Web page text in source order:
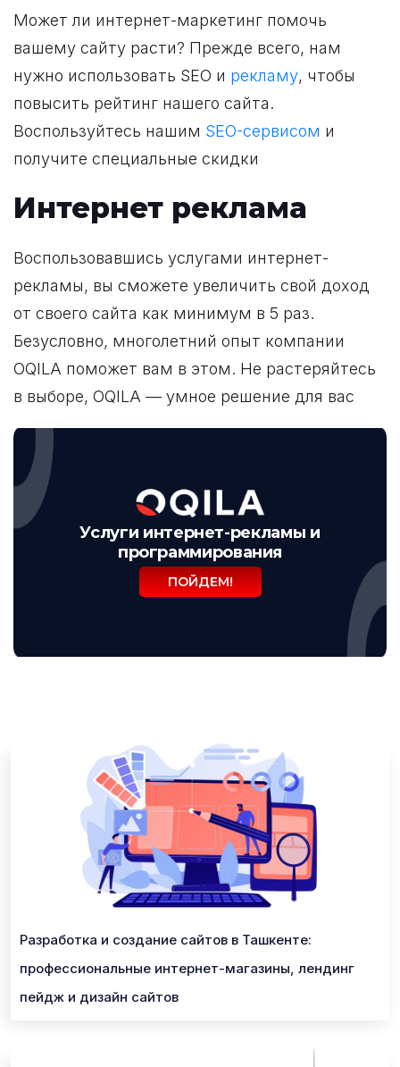
Может ли интернет-маркетинг помочь
вашему сайту расти? Прежде всего, нам
нужно использовать SEO и рекламу, чтобы
повысить рейтинг нашего сайта.
Воспользуйтесь нашим SEO-сервисом и
получите специальные скидки
Интернет реклама
Воспользовавшись услугами интернет-
рекламы, вы сможете увеличить свой доход
от своего сайта как минимум в 5 раз.
Безусловно, многолетний опыт компании
OQILA поможет вам в этом. Не растеряйтесь
в выборе, OQILA — умное решение для вас
Услуги интернет-рекламы и
программирования
ПОЙДЕМ!
Разработка и создание сайтов в Ташкенте:
профессиональные интернет-магазины, лендинг
пейдж и дизайн сайтов